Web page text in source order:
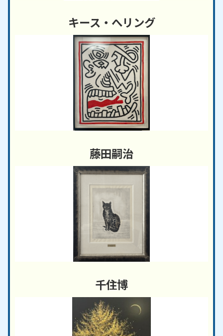
キース・へリング
藤田嗣治
千住博